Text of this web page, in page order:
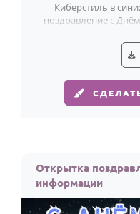
Киберстиль в
поздравление с
Открытка
информации